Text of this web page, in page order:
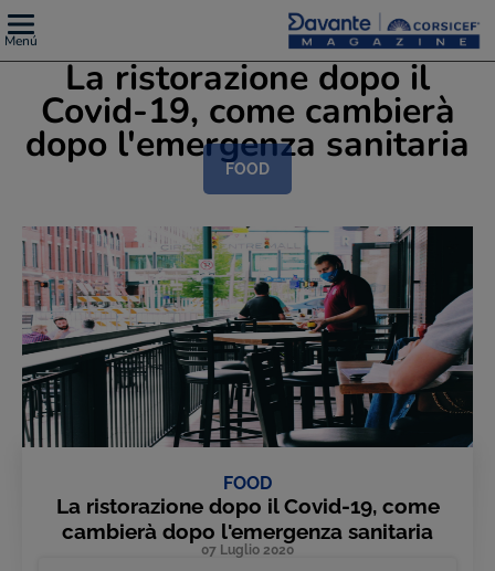
Menú
La ristorazione dopo il
Covid-19, come cambierà
dopo l'emergenza sanitaria
FOOD
FOOD
La ristorazione dopo il Covid-19, come
cambierà dopo l'emergenza sanitaria
07 Luglio 2020